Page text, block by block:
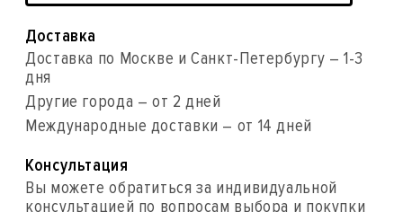
Доставка
Доставка по Москве и Санкт-Петербургу – 1-3
дня
Другие города – от 2 дней
Международные доставки – от 14 дней
Консультация
Вы можете обратиться за индивидуальной
консультацией по вопросам выбора и покупки